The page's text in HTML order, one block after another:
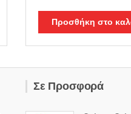
α
ο
ο
θ
κ
ε
Προσθήκη στο
Σε Προσφορά